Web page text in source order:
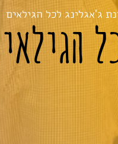
ג'אגלינג לכל הגילאים